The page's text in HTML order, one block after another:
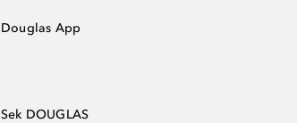
Douglas App
Sek DOUGLAS